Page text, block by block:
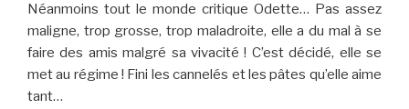
Néanmoins tout le monde critique Odette… Pas assez
maligne, trop grosse, trop maladroite, elle a du mal à se
faire des amis malgré sa vivacité ! C’est décidé, elle se
met au régime ! Fini les cannelés et les pâtes qu’elle aime
tant…